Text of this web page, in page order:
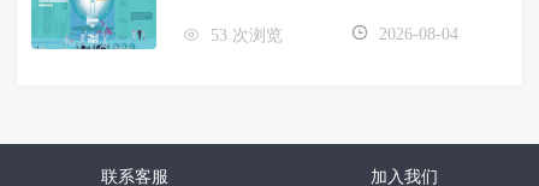
53 次浏览 2026-08-04
联系客服 加入我们